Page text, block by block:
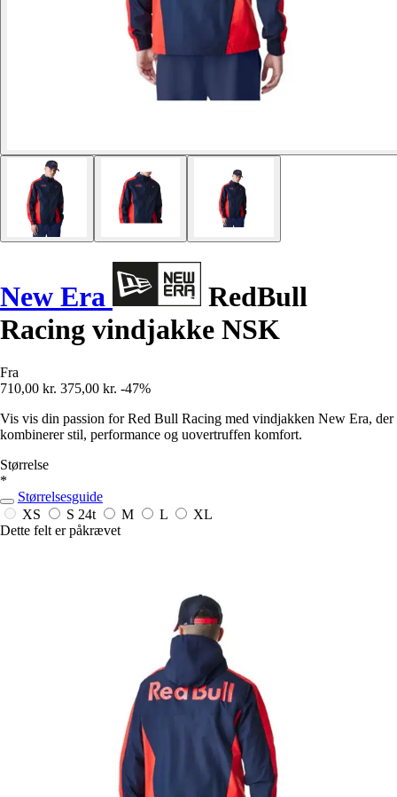
New Era
RedBull
Racing vindjakke NSK
Fra
710,00 kr. 375,00 kr. -47%
Vis vis din passion for Red Bull Racing med vindjakken New Era, der
kombinerer stil, performance og uovertruffen komfort.
Størrelse
*
Størrelsesguide
XS
S 24t M L
XL
Dette felt er påkrævet